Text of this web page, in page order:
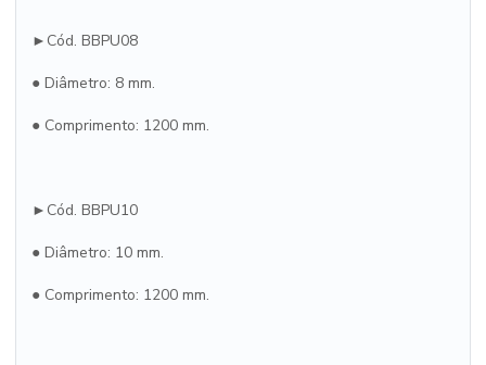
►Cód. BBPU08
● Diâmetro: 8 mm.
● Comprimento: 1200 mm.
►Cód. BBPU10
● Diâmetro: 10 mm.
● Comprimento: 1200 mm.